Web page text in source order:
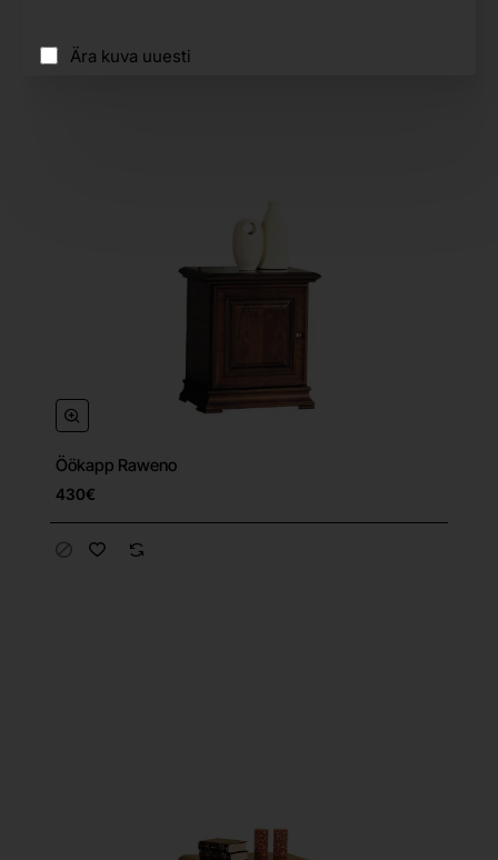
Ära kuva uuesti
Öökapp Raweno
430€